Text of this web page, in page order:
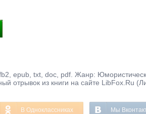
epub, txt, doc, pdf. Жанр:
отрывок из книги на сайте LibFox.Ru
В Одноклассниках Мы